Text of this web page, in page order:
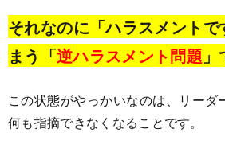
それなのに「ハラスメント
まう「逆ハラスメント問題
この状態がやっかいなのは、リーダ
何も指摘できなくなることです。